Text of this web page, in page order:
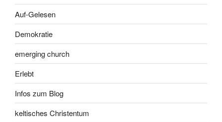
Auf-Gelesen
Demokratie
emerging church
Erlebt
Infos zum Blog
keltisches Christentum